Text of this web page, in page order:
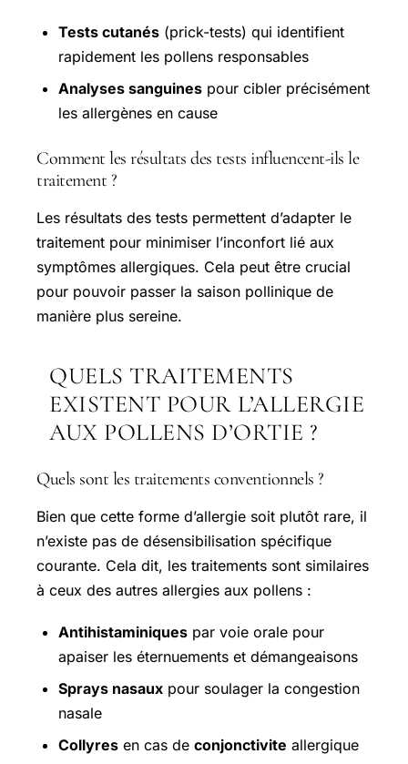
Tests cutanés (prick-tests) qui identifient
rapidement les pollens responsables
Analyses sanguines pour cibler précisément
les allergènes en cause
Comment les résultats des tests influencent-ils le
traitement ?
Les résultats des tests permettent d’adapter le
traitement pour minimiser l’inconfort lié aux
symptômes allergiques. Cela peut être crucial
pour pouvoir passer la saison pollinique de
manière plus sereine.
QUELS TRAITEMENTS
EXISTENT POUR L’ALLERGIE
AUX POLLENS D’ORTIE ?
Quels sont les traitements conventionnels ?
Bien que cette forme d’allergie soit plutôt rare, il
n’existe pas de désensibilisation spécifique
courante. Cela dit, les traitements sont similaires
à ceux des autres allergies aux pollens :
Antihistaminiques par voie orale pour
apaiser les éternuements et démangeaisons
Sprays nasaux pour soulager la congestion
nasale
Collyres en cas de conjonctivite allergique